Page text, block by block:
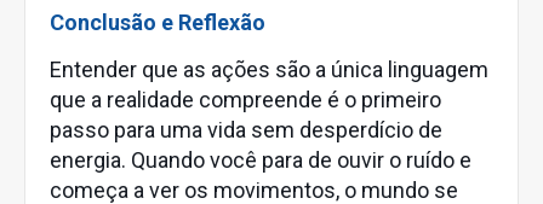
Conclusão e Reflexão
Entender que as ações são a única linguagem
que a realidade compreende é o primeiro
passo para uma vida sem desperdício de
energia. Quando você para de ouvir o ruído e
começa a ver os movimentos, o mundo se